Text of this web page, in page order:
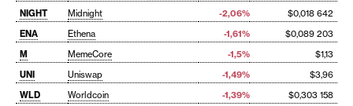
NIGHT
Midnight -2,06%
$0,018 642
ENA
Ethena -1,61%
$0,089 203
M
MemeCore -1,5%
$1,13
UNI
Uniswap -1,49%
$3,96
WLD
Worldcoin -1,39%
$0,303 158